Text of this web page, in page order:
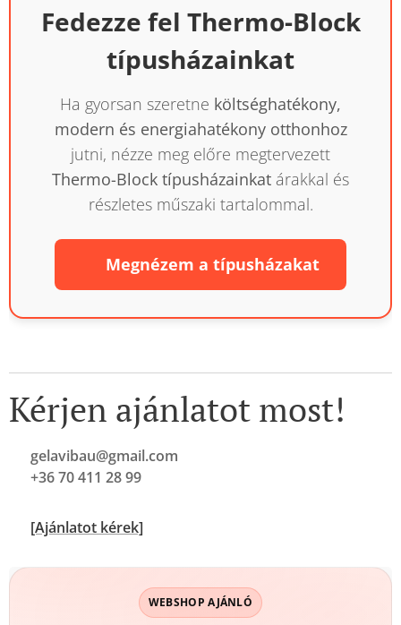
Fedezze fel Thermo-Block
típusházainkat
Ha gyorsan szeretne költséghatékony,
modern és energiahatékony otthonhoz
jutni, nézze meg előre megtervezett
Thermo-Block típusházainkat árakkal és
részletes műszaki tartalommal.
👉 Megnézem a típusházakat
Kérjen ajánlatot most!
gelavibau@gmail.com
📞 +36 70 411 28 99
[Ajánlatot kérek]
WEBSHOP AJÁNLÓ